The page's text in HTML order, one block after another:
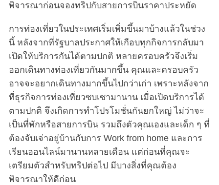
พิจารณาก่อนจองทริปกับสายการบินราคาประหยัด
การท่องเที่ยวในประเทศเริ่มเพิ่มขึ้นมาบ้างแล้วในช่วง
นี้ หลังจากที่รัฐบาลประกาศให้เกือบทุกกิจการกลับมา
เปิดให้บริการกันได้ตามปกติ หลายครอบครัวจึงเริ่ม
ออกเดินทางท่องเที่ยวกันมากขึ้น คุณและครอบครัว
อาจจะอยากเดินทางมากขึ้นไปกว่าเก่า เพราะหลังจาก
ที่ธุรกิจการท่องเที่ยวซบเซามานาน เมื่อเปิดบริการได้
ตามปกติ จึงเกิดการทำโปรโมชั่นกันยกใหญ่ ไม่ว่าจะ
เป็นที่พักหรือสายการบิน รวมถึงตัวคุณเองและเด็ก ๆ ที่
ต้องจับเจ่าอยู่บ้านกับการ Work from home และการ
เรียนออนไลน์มานานหลายเดือน แต่ก่อนที่คุณจะ
เตรียมตัวสำหรับทริปต่อไป มีบางสิ่งที่คุณต้อง
พิจารณาให้ดีก่อน